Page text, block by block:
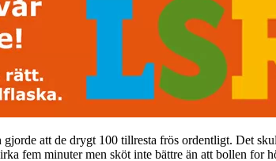
att de drygt 100 tillresta frös ordentligt. Det
fem minuter men sköt inte bättre än att bollen